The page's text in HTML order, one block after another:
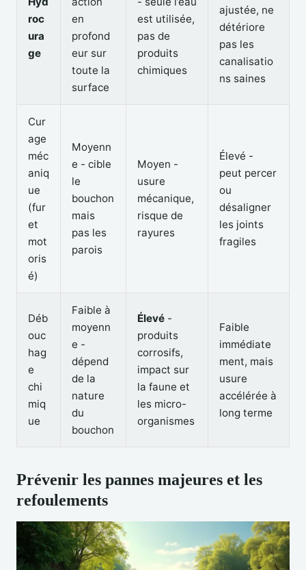
roc
ura
ge
en
profond
eur sur
toute la
surface
est utilisée,
pas de
produits
chimiques
ajustée, ne
détériore
pas les
canalisatio
ns saines
Cur
age
méc
aniq
ue
(fur
et
mot
oris
é)
Moyenn
e - cible
le
bouchon
mais
pas les
parois
Moyen -
usure
mécanique,
risque de
rayures
Élevé -
peut percer
ou
désaligner
les joints
fragiles
Déb
ouc
hag
e
chi
miq
ue
Faible à
moyenn
e -
dépend
de la
nature
du
bouchon
Élevé -
produits
corrosifs,
impact sur
la faune et
les micro-
organismes
Faible
immédiate
ment, mais
usure
accélérée à
long terme
Prévenir les pannes majeures et les
refoulements